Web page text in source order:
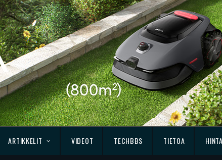
ARTIKKELIT VIDEOT TECHBBS TIETOA